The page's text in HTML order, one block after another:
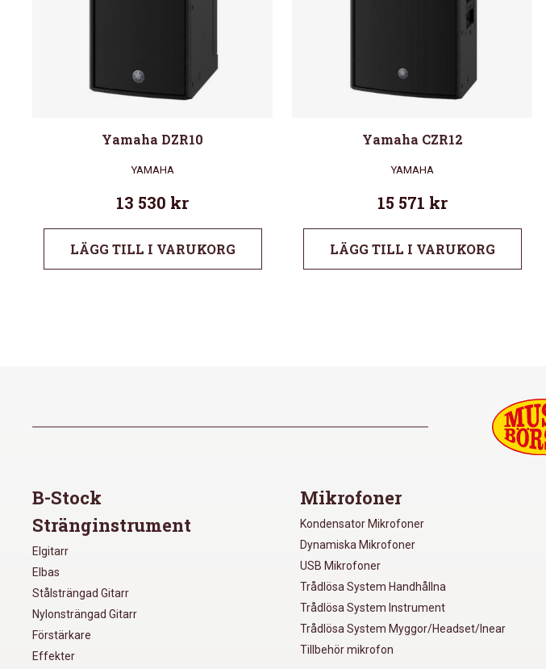
Yamaha DZR10
YAMAHA
13 530 kr
LÄGG TILL I VARUKORG
Yamaha CZR12
YAMAHA
15 571 kr
LÄGG TILL I VARUKORG
B-Stock
Stränginstrument
Elgitarr
Elbas
Stålsträngad Gitarr
Nylonsträngad Gitarr
Förstärkare
Effekter
Mikrofoner
Kondensator Mikrofoner
Dynamiska Mikrofoner
USB Mikrofoner
Trådlösa System Handhållna
Trådlösa System Instrument
Trådlösa System Myggor/Headset/Inear
Tillbehör mikrofon